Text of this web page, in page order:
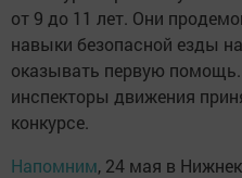
от 9 до 11 лет. Они
навыки безопасной езды
оказывать первую
инспекторы движения
конкурсе.
Напомним, 24 мая в